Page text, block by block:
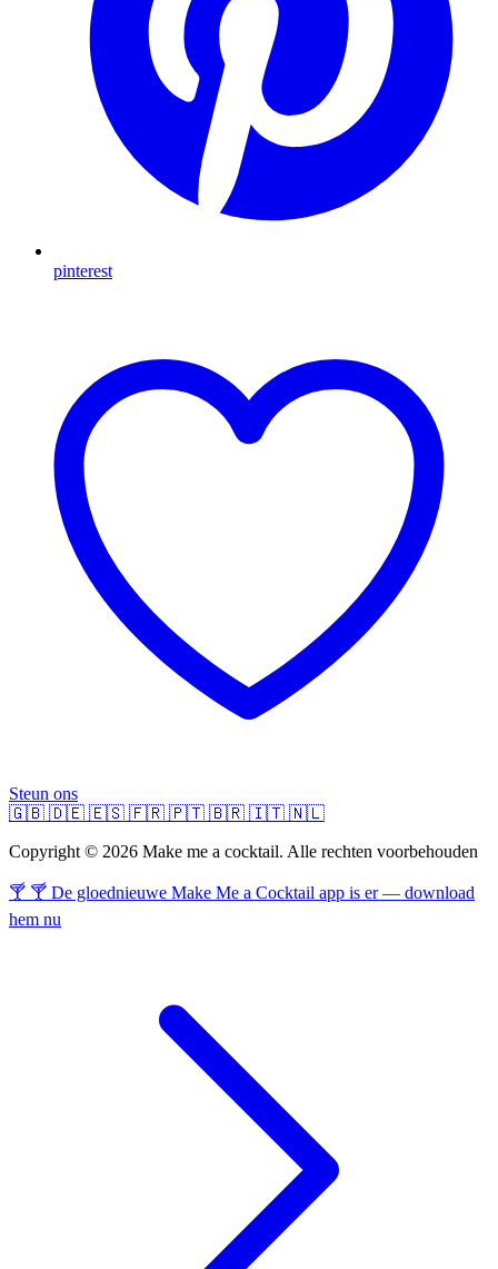
pinterest
Steun ons
🇬🇧 🇩🇪 🇪🇸 🇫🇷 🇵🇹 🇧🇷 🇮🇹 🇳🇱
Copyright © 2026 Make me a cocktail. Alle rechten voorbehouden
🍸 🍸 De gloednieuwe Make Me a Cocktail app is er — download
hem nu